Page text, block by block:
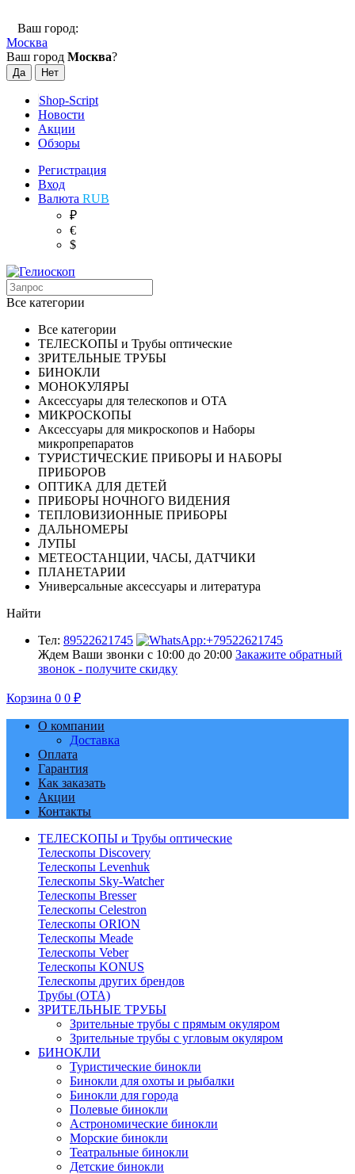
Ваш город:
Москва
Ваш город Москва?
Shop-Script
Новости
Акции
Обзоры
Регистрация
Вход
Валюта RUB
₽
€
$
Все категории
Все категории
ТЕЛЕСКОПЫ и Трубы оптические
ЗРИТЕЛЬНЫЕ ТРУБЫ
БИНОКЛИ
МОНОКУЛЯРЫ
Аксессуары для телескопов и ОТА
МИКРОСКОПЫ
Аксессуары для микроскопов и Наборы
микропрепаратов
ТУРИСТИЧЕСКИЕ ПРИБОРЫ И НАБОРЫ
ПРИБОРОВ
ОПТИКА ДЛЯ ДЕТЕЙ
ПРИБОРЫ НОЧНОГО ВИДЕНИЯ
ТЕПЛОВИЗИОННЫЕ ПРИБОРЫ
ДАЛЬНОМЕРЫ
ЛУПЫ
МЕТЕОСТАНЦИИ, ЧАСЫ, ДАТЧИКИ
ПЛАНЕТАРИИ
Универсальные аксессуары и литература
Найти
Тел: 89522621745
Ждем Ваши звонки с 10:00 до 20:00 Закажите обратный
звонок - получите скидку
Корзина 0 0 ₽
О компании
Доставка
Оплата
Гарантия
Как заказать
Акции
Контакты
ТЕЛЕСКОПЫ и Трубы оптические
Телескопы Discovery
Телескопы Levenhuk
Телескопы Sky-Watcher
Телескопы Bresser
Телескопы Celestron
Телескопы ORION
Телескопы Meade
Телескопы Veber
Телескопы KONUS
Телескопы других брендов
Трубы (ОТА)
ЗРИТЕЛЬНЫЕ ТРУБЫ
Зрительные трубы с прямым окуляром
Зрительные трубы с угловым окуляром
БИНОКЛИ
Туристические бинокли
Бинокли для охоты и рыбалки
Бинокли для города
Полевые бинокли
Астрономические бинокли
Морские бинокли
Театральные бинокли
Детские бинокли